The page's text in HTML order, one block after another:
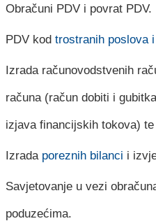
Obračuni PDV i povrat PDV.
PDV kod trostranih poslova
Izrada računovodstvenih
računa (račun dobiti i
izjava financijskih tokova)
Izrada poreznih bilanci i
Savjetovanje u vezi
poduzećima.